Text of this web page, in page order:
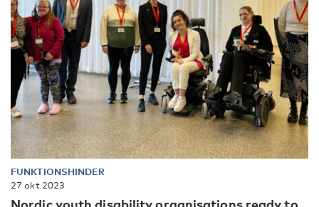
FUNKTIONSHINDER
27 okt 2023